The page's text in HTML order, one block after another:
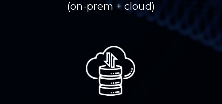
(on-prem + cloud)